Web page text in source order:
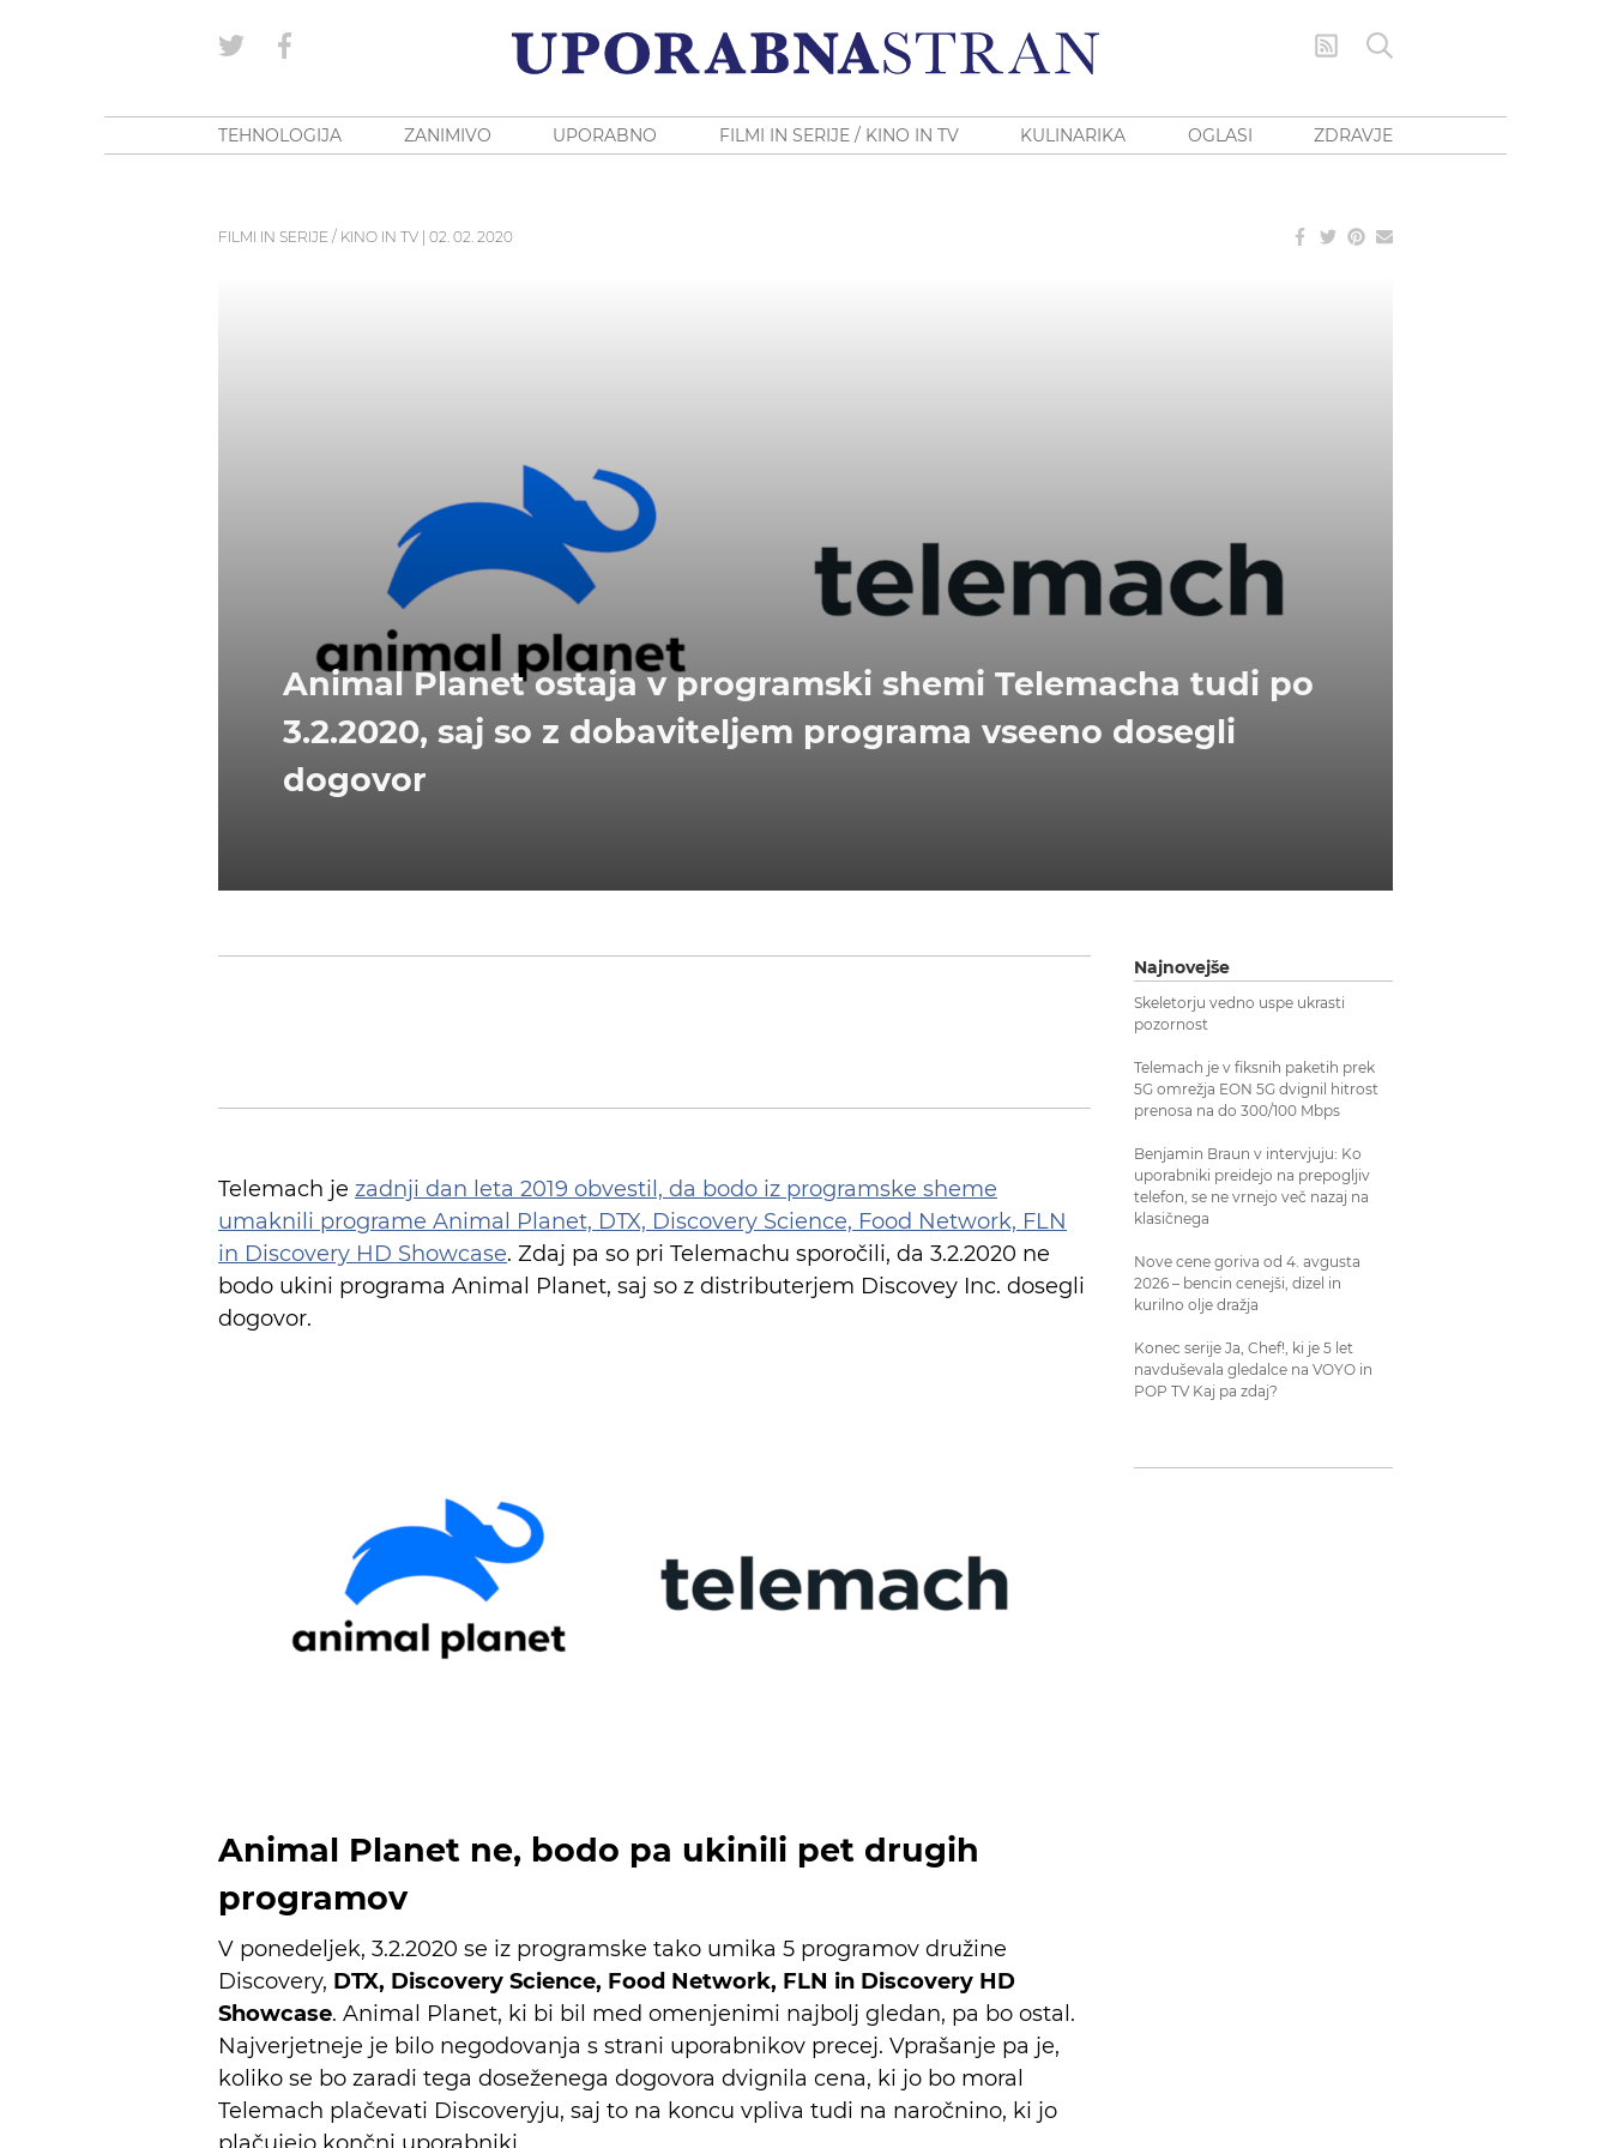
TEHNOLOGIJA ZANIMIVO UPORABNO FILMI IN SERIJE / KINO IN TV KULINARIKA OGLASI ZDRAVJE
FILMI IN SERIJE / KINO IN TV 02. 02. 2020
Animal Planet ostaja v programski shemi Telemacha tudi po
3.2.2020, saj so z dobaviteljem programa vseeno dosegli
dogovor
Telemach je zadnji dan leta 2019 obvestil, da bodo iz programske sheme
umaknili programe Animal Planet, DTX, Discovery Science, Food Network, FLN
in Discovery HD Showcase. Zdaj pa so pri Telemachu sporočili, da 3.2.2020 ne
bodo ukini programa Animal Planet, saj so z distributerjem Discovey Inc. dosegli
dogovor.
Animal Planet ne, bodo pa ukinili pet drugih
programov
V ponedeljek, 3.2.2020 se iz programske tako umika 5 programov družine
Discovery, DTX, Discovery Science, Food Network, FLN in Discovery HD
Showcase. Animal Planet, ki bi bil med omenjenimi najbolj gledan, pa bo ostal.
Najverjetneje je bilo negodovanja s strani uporabnikov precej. Vprašanje pa je,
koliko se bo zaradi tega doseženega dogovora dvignila cena, ki jo bo moral
Telemach plačevati Discoveryju, saj to na koncu vpliva tudi na naročnino, ki jo
Najnovejše
Skeletorju vedno uspe ukrasti
pozornost
Telemach je v fiksnih paketih prek
5G omrežja EON 5G dvignil hitrost
prenosa na do 300/100 Mbps
Benjamin Braun v intervjuju: Ko
uporabniki preidejo na prepogljiv
telefon, se ne vrnejo več nazaj na
klasičnega
Nove cene goriva od 4. avgusta
2026 – bencin cenejši, dizel in
kurilno olje dražja
Konec serije Ja, Chef!, ki je 5 let
navduševala gledalce na VOYO in
POP TV Kaj pa zdaj?